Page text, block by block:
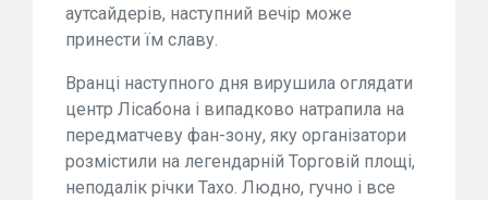
аутсайдерів, наступний вечір може
принести їм славу.
Вранці наступного дня вирушила оглядати
центр Лісабона і випадково натрапила на
передматчеву фан-зону, яку організатори
розмістили на легендарній Торговій площі,
неподалік річки Тахо. Людно, гучно і все